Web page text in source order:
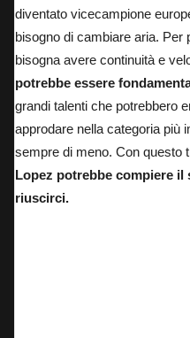
diventato vicecampione
bisogno di cambiare aria. Per
bisogna avere continuità e
potrebbe essere
grandi talenti che potrebbero
approdare nella categoria più
sempre di meno. Con questo
Lopez potrebbe compiere
riuscirci.